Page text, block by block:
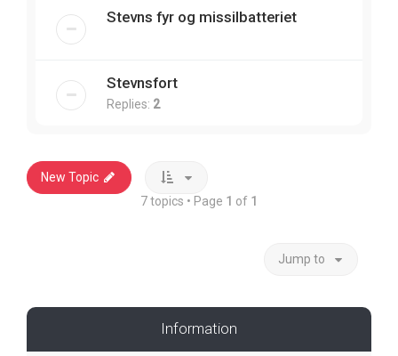
Stevns fyr og missilbatteriet
Stevnsfort
Replies: 2
New Topic
7 topics • Page 1 of 1
Jump to
Information